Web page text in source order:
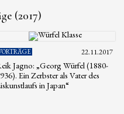
(2017)
22.11.2017
Jagno: „Georg Würfel (1880-
Ein Zerbster als Vater des
in Japan“